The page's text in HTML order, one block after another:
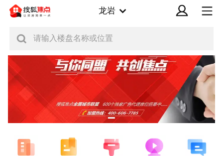
龙岩
请输入楼盘名称或位置